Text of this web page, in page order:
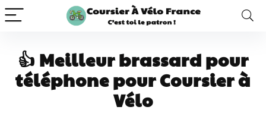
👍 Meilleur brassard pour
téléphone pour Coursier à
Vélo